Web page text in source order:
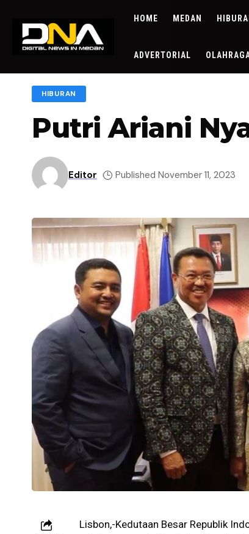
HOME MEDAN
ADVERTORIAL
HIBURAN
Putri Ariani
Editor Published November 11, 2023
Lisbon,-Kedutaan Besar Republik